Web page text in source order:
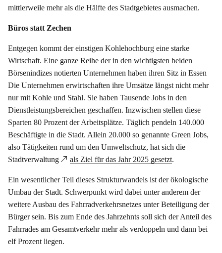
mittlerweile mehr als die Hälfte des Stadtgebietes ausmachen.
Büros statt Zechen
Entgegen kommt der einstigen Kohlehochburg eine starke
Wirtschaft. Eine ganze Reihe der in den wichtigsten beiden
Börsenindizes notierten Unternehmen haben ihren Sitz in Essen
Die Unternehmen erwirtschaften ihre Umsätze längst nicht mehr
nur mit Kohle und Stahl. Sie haben Tausende Jobs in den
Dienstleistungsbereichen geschaffen. Inzwischen stellen diese
Sparten 80 Prozent der Arbeitsplätze. Täglich pendeln 140.000
Beschäftigte in die Stadt. Allein 20.000 so genannte Green Jobs,
also Tätigkeiten rund um den Umweltschutz, hat sich die
Stadtverwaltung
als Ziel für das Jahr 2025 gesetzt.
Ein wesentlicher Teil dieses Strukturwandels ist der ökologische
Umbau der Stadt. Schwerpunkt wird dabei unter anderem der
weitere Ausbau des Fahrradverkehrsnetzes unter Beteiligung der
Bürger sein. Bis zum Ende des Jahrzehnts soll sich der Anteil des
Fahrrades am Gesamtverkehr mehr als verdoppeln und dann bei
elf Prozent liegen.